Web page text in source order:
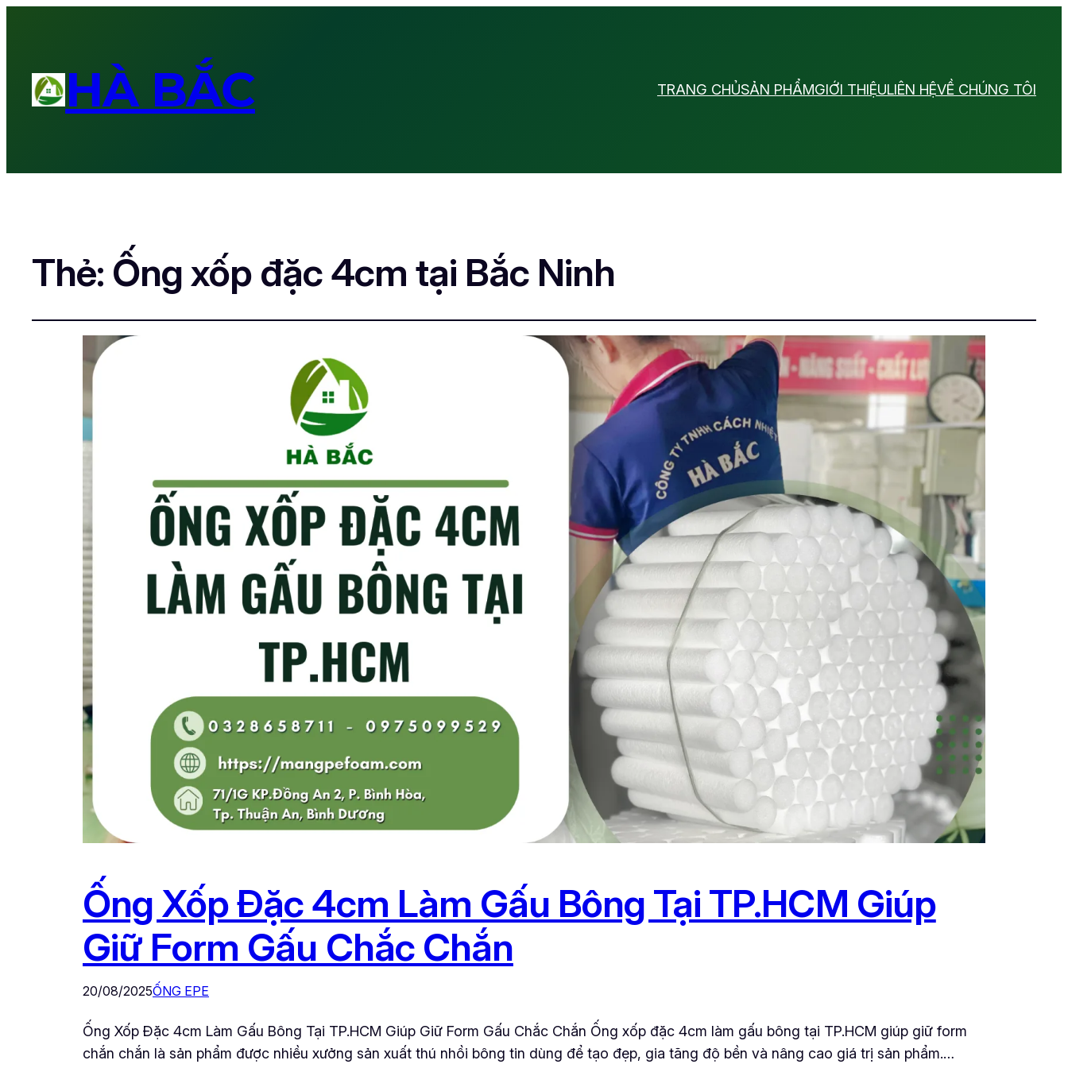
HÀ BẮC TRANG CHỦSẢN PHẨMGIỚI THIỆULIÊN HỆVỀ CHÚNG TÔI
Thẻ: Ống xốp đặc 4cm tại Bắc Ninh
Ống Xốp Đặc 4cm Làm Gấu Bông Tại TP.HCM Giúp
Giữ Form Gấu Chắc Chắn
20/08/2025ỐNG EPE
Ống Xốp Đặc 4cm Làm Gấu Bông Tại TP.HCM Giúp Giữ Form Gấu Chắc Chắn Ống xốp đặc 4cm làm gấu bông tại TP.HCM giúp giữ form
chắn chắn là sản phẩm được nhiều xưởng sản xuất thú nhồi bông tin dùng để tạo đẹp, gia tăng độ bền và nâng cao giá trị sản phẩm.…